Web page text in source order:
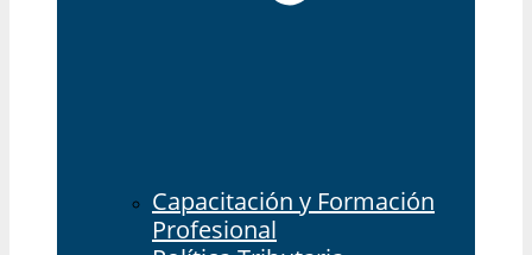
Capacitación y Formación
Profesional